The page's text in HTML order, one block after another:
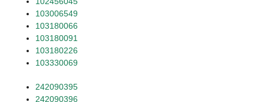
103006549
103180066
103180091
103180226
103330069
242090395
242090396